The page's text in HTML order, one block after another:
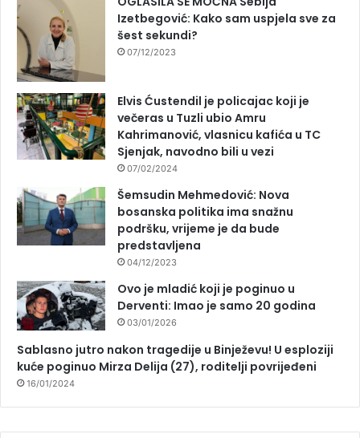
Izetbegović: Kako sam uspjela sve za
šest sekundi?
07/12/2023
Elvis Ćustendil je policajac koji je
večeras u Tuzli ubio Amru
Kahrimanović, vlasnicu kafića u TC
Sjenjak, navodno bili u vezi
07/02/2024
Šemsudin Mehmedović: Nova
bosanska politika ima snažnu
podršku, vrijeme je da bude
predstavljena
04/12/2023
Ovo je mladić koji je poginuo u
Derventi: Imao je samo 20 godina
03/01/2026
Sablasno jutro nakon tragedije u Binježevu! U esploziji
kuće poginuo Mirza Delija (27), roditelji povrijeđeni
16/01/2024